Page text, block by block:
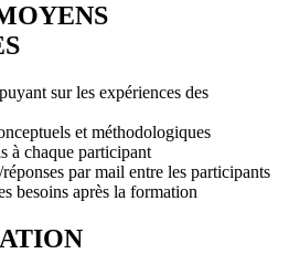
sur les expériences des
et méthodologiques
à chaque participant
par mail entre les participants
besoins après la formation